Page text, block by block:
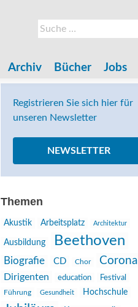
Suche
nach:
Archiv Bücher Jobs
Registrieren Sie sich hier für
unseren Newsletter
NEWSLETTER
Themen
Akustik Arbeitsplatz Architektur
Ausbildung Beethoven
Biografie CD Chor Corona
Dirigenten education
Festival
Führung
Gesundheit Hochschule